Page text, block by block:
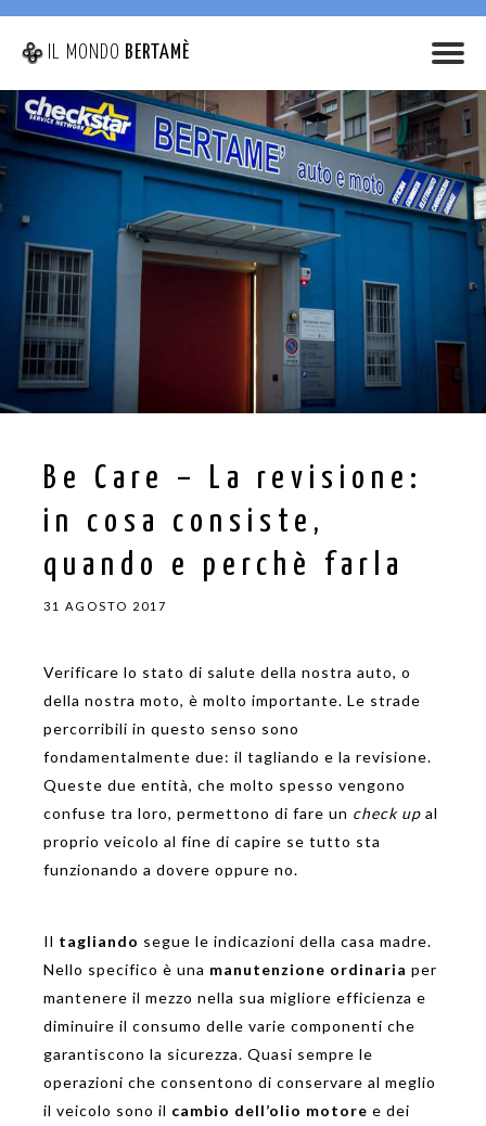
IL MONDO BERTAMÈ
Be Care – La revisione:
in cosa consiste,
quando e perchè farla
31 AGOSTO 2017
Verificare lo stato di salute della nostra auto, o
della nostra moto, è molto importante. Le strade
percorribili in questo senso sono
fondamentalmente due: il tagliando e la revisione.
Queste due entità, che molto spesso vengono
confuse tra loro, permettono di fare un check up al
proprio veicolo al fine di capire se tutto sta
funzionando a dovere oppure no.
Il tagliando segue le indicazioni della casa madre.
Nello specifico è una manutenzione ordinaria per
mantenere il mezzo nella sua migliore efficienza e
diminuire il consumo delle varie componenti che
garantiscono la sicurezza. Quasi sempre le
operazioni che consentono di conservare al meglio
il veicolo sono il cambio dell’olio motore e dei